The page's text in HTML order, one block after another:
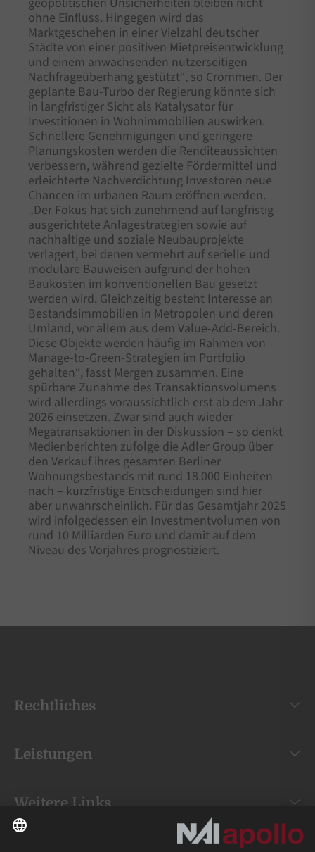
ohne Einfluss. Hingegen wird das
Marktgeschehen in einer Vielzahl deutscher
Städte von einer positiven Mietpreisentwicklung
und einem anwachsenden nutzerseitigen
Nachfrageüberhang gestützt“, so Crommen. Der
geplante Bau-Turbo der Regierung könnte sich
in langfristiger Sicht als Katalysator für
Investitionen in Wohnimmobilien auswirken.
Schnellere Genehmigungen und geringere
Planungskosten werden die Renditeaussichten
verbessern, während gezielte Fördermittel und
erleichterte Nachverdichtung Investoren neue
Chancen im urbanen Raum eröffnen werden.
„Der Fokus hat sich zunehmend auf langfristig
ausgerichtete Anlagestrategien sowie auf
nachhaltige und soziale Neubauprojekte
verlagert, bei denen vermehrt auf serielle und
modulare Bauweisen aufgrund der hohen
Baukosten im konventionellen Bau gesetzt
werden wird. Gleichzeitig besteht Interesse an
Bestandsimmobilien in Metropolen und deren
Umland, vor allem aus dem Value-Add-Bereich.
Diese Objekte werden häufig im Rahmen von
Manage-to-Green-Strategien im Portfolio
gehalten“, fasst Mergen zusammen. Eine
spürbare Zunahme des Transaktionsvolumens
wird allerdings voraussichtlich erst ab dem Jahr
2026 einsetzen. Zwar sind auch wieder
Megatransaktionen in der Diskussion – so denkt
Medienberichten zufolge die Adler Group über
den Verkauf ihres gesamten Berliner
Wohnungsbestands mit rund 18.000 Einheiten
nach – kurzfristige Entscheidungen sind hier
aber unwahrscheinlich. Für das Gesamtjahr 2025
wird infolgedessen ein Investmentvolumen von
rund 10 Milliarden Euro und damit auf dem
Niveau des Vorjahres prognostiziert.
Rechtliches
Leistungen
Weitere Links